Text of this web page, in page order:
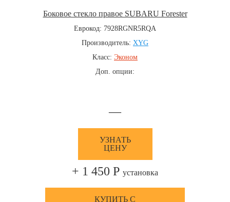
Боковое стекло правое SUBARU Forester
Еврокод: 7928RGNR5RQA
Производитель: XYG
Класс: Эконом
Доп. опции:
—
УЗНАТЬ
ЦЕНУ
+ 1 450 Р установка
КУПИТЬ С